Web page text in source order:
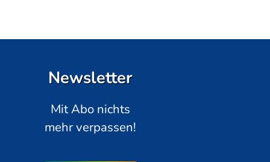
Newsletter
Mit Abo nichts
mehr verpassen!